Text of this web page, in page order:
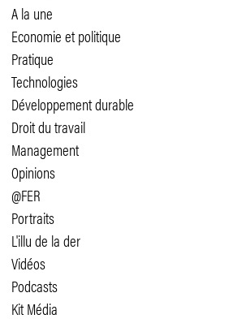
A la une
Economie et politique
Pratique
Technologies
Développement durable
Droit du travail
Management
Opinions
@FER
Portraits
L'illu de la der
Vidéos
Podcasts
Kit Média